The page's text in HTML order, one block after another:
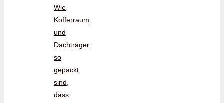
Wie
Kofferraum
und
Dachträger
so
gepackt
sind,
dass